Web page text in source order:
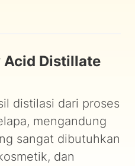
Acid Distillate
distilasi dari proses
mengandung
sangat dibutuhkan
dan